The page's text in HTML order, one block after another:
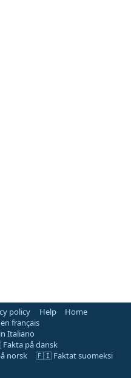
policy Help
Home
français
Italiano
på dansk
norsk
🇫🇮 Faktat suomeksi